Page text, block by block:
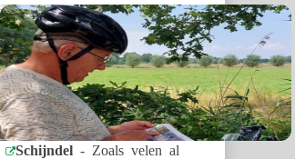
Schijndel- Zoals velen al